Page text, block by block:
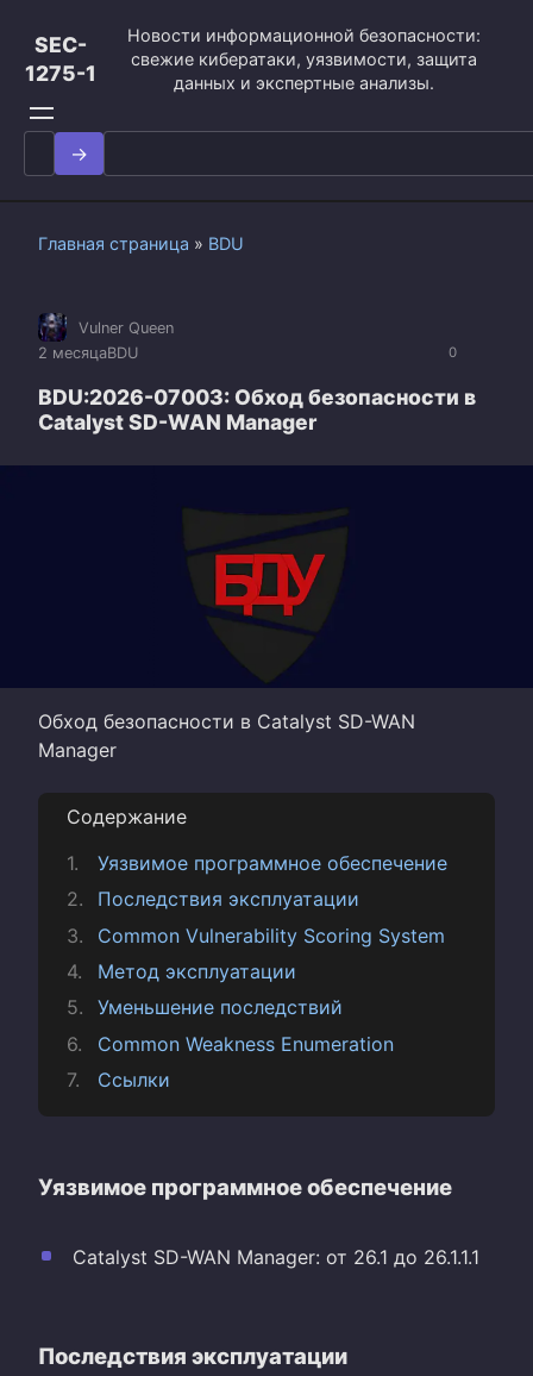
контенту
SEC-
1275-1
Новости информационной безопасности:
свежие кибератаки, уязвимости, защита
данных и экспертные анализы.
Search
for:
Главная страница » BDU
0
Vulner Queen
2 месяцаBDU
BDU:2026-07003: Обход безопасности в
Catalyst SD-WAN Manager
Обход безопасности в Catalyst SD-WAN
Manager
Содержание
Уязвимое программное обеспечение
Последствия эксплуатации
Common Vulnerability Scoring System
Метод эксплуатации
Уменьшение последствий
Common Weakness Enumeration
Ссылки
Уязвимое программное обеспечение
Catalyst SD-WAN Manager: от 26.1 до 26.1.1.1
Последствия эксплуатации